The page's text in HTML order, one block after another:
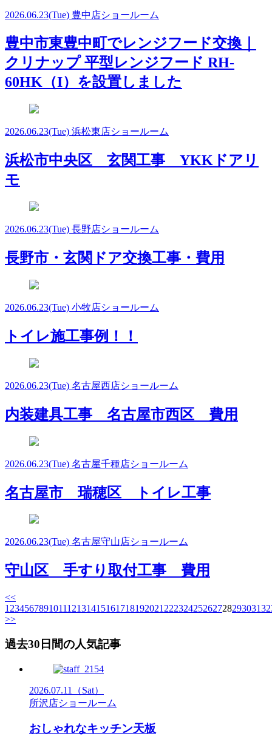
2026.06.23(Tue) 豊中店ショールーム
豊中市東豊中町でレンジフード交換｜
クリナップ 平型レンジフード RH-
60HK（I）を設置しました
2026.06.23(Tue) 浜松東店ショールーム
浜松市中央区 玄関工事 YKKドアリ
モ
2026.06.23(Tue) 長野店ショールーム
長野市・玄関ドア交換工事・費用
2026.06.23(Tue) 小牧店ショールーム
トイレ施工事例！！
2026.06.23(Tue) 名古屋西店ショールーム
内装建具工事 名古屋市西区 費用
2026.06.23(Tue) 名古屋千種店ショールーム
名古屋市 瑞穂区 トイレ工事
2026.06.23(Tue) 名古屋守山店ショールーム
守山区 手すり取付工事 費用
<<
1 23456789101112131415161718192021 2223242526272829303132
>>
過去30日間の人気記事
2026.07.11
（Sat）
所沢店ショールーム
おしゃれなキッチン天板